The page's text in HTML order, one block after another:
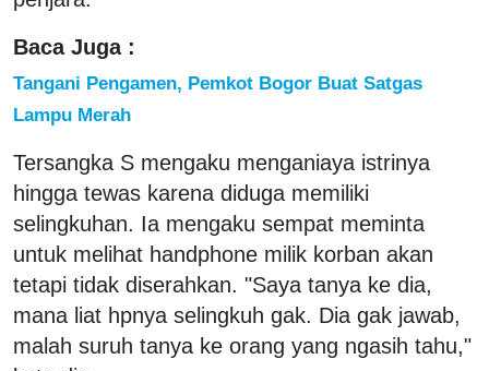
Baca Juga :
Tangani Pengamen, Pemkot Bogor Buat Satgas
Lampu Merah
Tersangka S mengaku menganiaya istrinya
hingga tewas karena diduga memiliki
selingkuhan. Ia mengaku sempat meminta
untuk melihat handphone milik korban akan
tetapi tidak diserahkan. "Saya tanya ke dia,
mana liat hpnya selingkuh gak. Dia gak jawab,
malah suruh tanya ke orang yang ngasih tahu,"